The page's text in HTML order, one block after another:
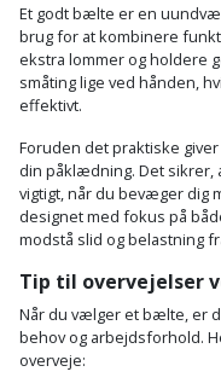
Et godt bælte er en
brug for at kombinere
ekstra lommer og holdere
småting lige ved hånden,
effektivt.
Foruden det praktiske
din påklædning. Det
vigtigt, når du bevæger dig
designet med fokus på
modstå slid og belastning
Tip til overvejelser
Når du vælger et bælte, er
behov og arbejdsforhold.
overveje: